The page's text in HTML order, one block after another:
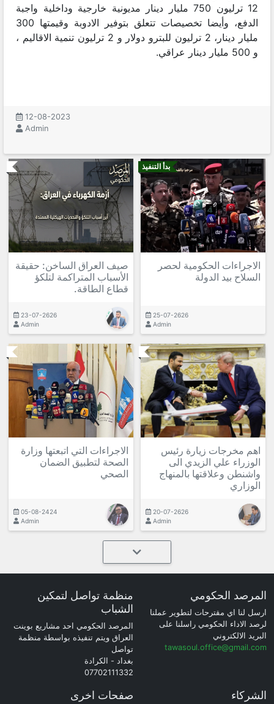
12 ترليون 750 مليار دينار مديونية خارجية وداخلية واجبة
الدفع، وأيضا تخصيصات تتعلق بتوفير الادوبة وقيمتها 300
مليار دينار، 2 ترليون للبترو دولار و 2 ترليون تنمية الاقاليم ،
و 500 مليار دينار عراقي.
12-08-2023
Admin
بدأ التنفيذ
الاجراءات الحكومية لحصر
السلاح بيد الدولة
25-07-2626
Admin
صيف العراق الساخن: حقيقة
الأسباب المتراكمة لتلكؤ
قطاع الطاقة.
23-07-2626
Admin
اهم مخرجات زيارة رئيس
الوزراء علي الزيدي الى
واشنطن وعلاقتها بالمنهاج
الوزاري
20-07-2626
Admin
الاجراءات التي اتبعتها وزارة
الصحة لتطبيق الضمان
الصحي
05-08-2424
Admin
المرصد الحكومي
ارسل لنا اي مقترحات لتطوير عملنا
لرصد الاداء الحكومي راسلنا على
البريد الالكتروني
tawasoul.office@gmail.com
منظمة تواصل لتمكين
الشباب
المرصد الحكومي احد مشاريع بوينت
العراق ويتم تنفيذه بواسطة منظمة
تواصل
بغداد - الكرادة
07702111332
الشركاء صفحات اخرى